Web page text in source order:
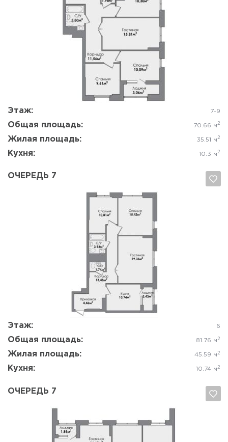
Этаж: 7-9
Общая площадь: 70.66 м 2
Жилая площадь: 35.51 м 2
Кухня: 10.3 м 2
Да, удалить Отмена
ОЧЕРЕДЬ 7
Этаж: 6
Общая площадь: 81.76 м 2
Жилая площадь: 45.59 м 2
Кухня: 10.74 м 2
Да, удалить
ОЧЕРЕДЬ 7